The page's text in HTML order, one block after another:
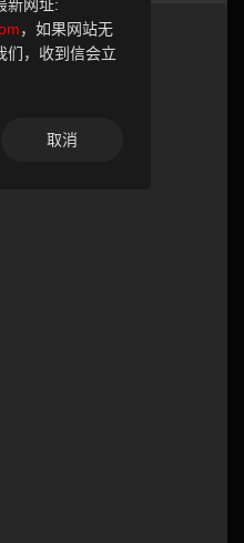
新网址:
，如果网站无
们，收到信会立
取消